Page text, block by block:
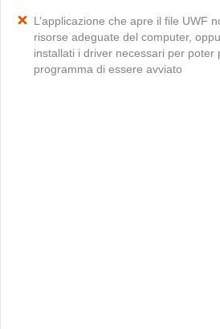
L’applicazione che apre il file UWF
risorse adeguate del computer,
installati i driver necessari per poter
programma di essere avviato